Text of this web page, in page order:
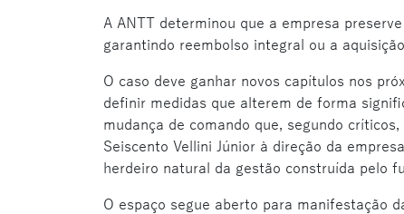
A ANTT determinou que a empresa
garantindo reembolso integral ou a
O caso deve ganhar novos capítulos nos
definir medidas que alterem de forma
mudança de comando que, segundo
Seiscento Vellini Júnior à direção da
herdeiro natural da gestão construída pelo
O espaço segue aberto para manifestação